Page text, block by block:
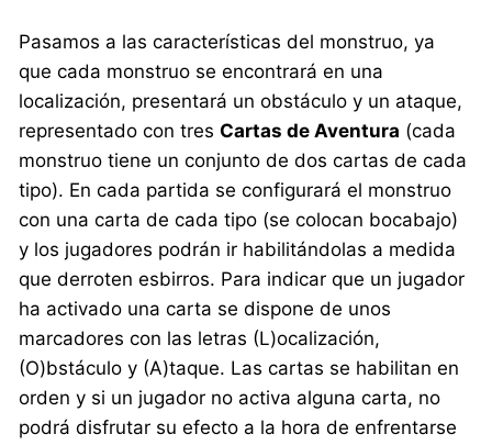
Pasamos a las características del monstruo, ya
que cada monstruo se encontrará en una
localización, presentará un obstáculo y un ataque,
representado con tresCartas de Aventura (cada
monstruo tiene un conjunto de dos cartas de cada
tipo). En cada partida se configurará el monstruo
con una carta de cada tipo (se colocan bocabajo)
y los jugadores podrán ir habilitándolas a medida
que derroten esbirros. Para indicar que un jugador
ha activado una carta se dispone de unos
marcadores con las letras (L)ocalización,
(O)bstáculo y (A)taque. Las cartas se habilitan en
orden y si un jugador no activa alguna carta, no
podrá disfrutar su efecto a la hora de enfrentarse